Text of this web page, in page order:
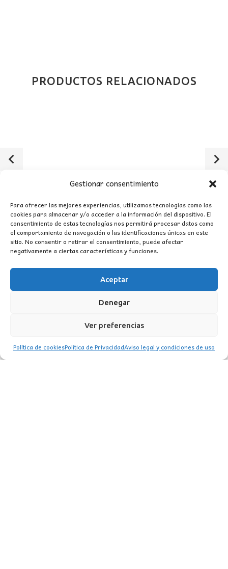
Gestionar consentimiento
Para ofrecer las mejores experiencias, utilizamos tecnologías como las
cookies para almacenar y/o acceder a la información del dispositivo. El
consentimiento de estas tecnologías nos permitirá procesar datos como
el comportamiento de navegación o las identificaciones únicas en este
sitio. No consentir o retirar el consentimiento, puede afectar
negativamente a ciertas características y funciones.
Aceptar
Denegar
Ver preferencias
Política de cookiesPolítica de PrivacidadAviso legal y condiciones de uso
PRODUCTOS RELACIONADOS